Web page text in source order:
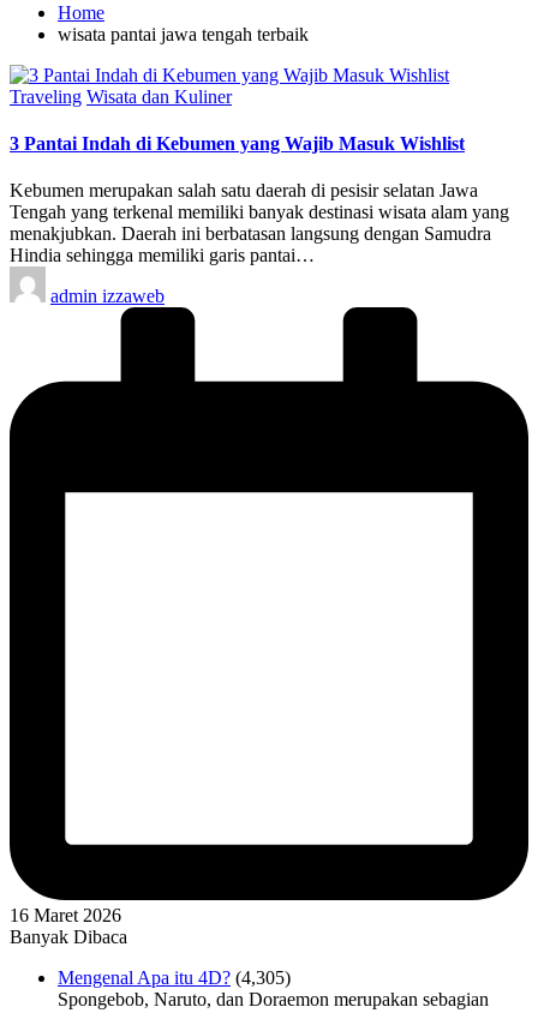
Home
wisata pantai jawa tengah terbaik
Posted
Traveling Wisata dan Kuliner
3 Pantai Indah di Kebumen yang Wajib Masuk Wishlist
Kebumen merupakan salah satu daerah di pesisir selatan Jawa
Tengah yang terkenal memiliki banyak destinasi wisata alam yang
menakjubkan. Daerah ini berbatasan langsung dengan Samudra
Hindia sehingga memiliki garis pantai…
Posted
by
admin izzaweb
16 Maret 2026
Banyak Dibaca
Mengenal Apa itu 4D? (4,305)
Spongebob, Naruto, dan Doraemon merupakan sebagian